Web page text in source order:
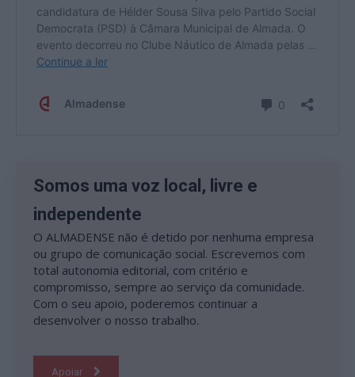
Somos uma voz local, livre e
independente
O ALMADENSE não é detido por nenhuma empresa
ou grupo de comunicação social. Escrevemos com
total autonomia editorial, com critério e
compromisso, sempre ao serviço da comunidade.
Com o seu apoio, poderemos continuar a
desenvolver o nosso trabalho.
Apoiar